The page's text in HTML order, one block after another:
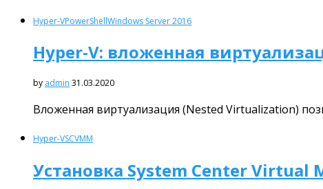
Hyper-VPowerShellWindows Server 2016
Hyper-V: вложенная
by admin 31.03.2020
Вложенная виртуализация (Nested Virtualization)
Hyper-VSCVMM
Установка System Center Virtual